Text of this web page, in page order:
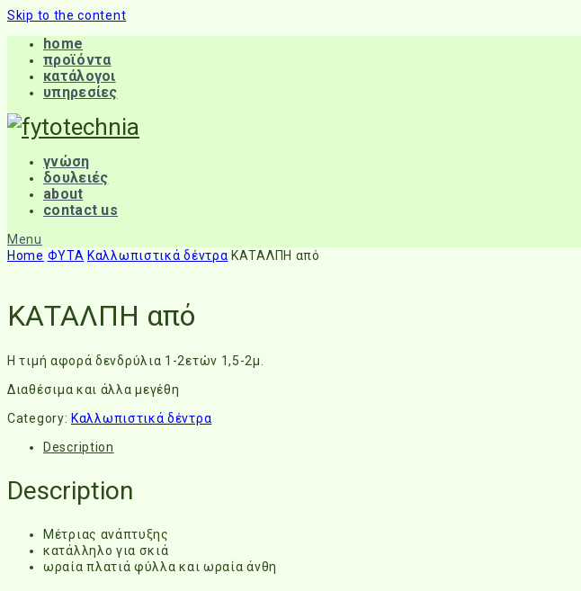
Skip to the content
home
προϊόντα
κατάλογοι
υπηρεσίες
γνώση
δουλειές
about
contact us
Menu
Home ΦΥΤΑ Καλλωπιστικά δέντρα ΚΑΤΑΛΠΗ από
ΚΑΤΑΛΠΗ από
Η τιμή αφορά δενδρύλια 1-2ετών 1,5-2μ.
Διαθέσιμα και άλλα μεγέθη
Category: Καλλωπιστικά δέντρα
Description
Description
Μέτριας ανάπτυξης
κατάλληλο για σκιά
ωραία πλατιά φύλλα και ωραία άνθη